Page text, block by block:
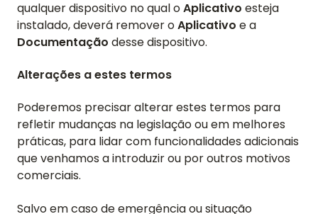
GUIAS E PERGUNTAS FREQUENTES
ESQUECI MINHA SENHA
ENGLISHGERMANFRENCHSPANISHDUTCHITALIANPORTUGUESE
qualquer dispositivo no qual oAplicativo esteja
instalado, deverá remover oAplicativo e a
Documentação desse dispositivo.
Alterações a estes termos
Poderemos precisar alterar estes termos para
refletir mudanças na legislação ou em melhores
práticas, para lidar com funcionalidades adicionais
que venhamos a introduzir ou por outros motivos
comerciais.
Salvo em caso de emergência ou situação